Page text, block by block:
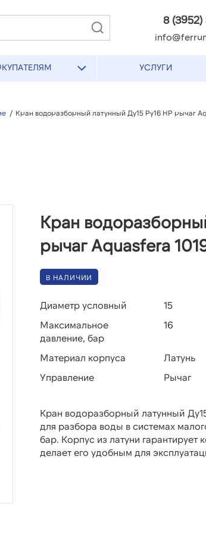
8
УСЛУГИ
/ Кран водоразборный латунный Ду15 Ру16 НР рычаг
Кран
рычаг Aquasfera
В НАЛИЧИИ
Диаметр условный
15
Максимальное
давление, бар
16
Материал корпуса
Латунь
Управление
Рычаг
Кран водоразборный латунный
для разбора воды в системах
бар. Корпус из латуни
делает его удобным для